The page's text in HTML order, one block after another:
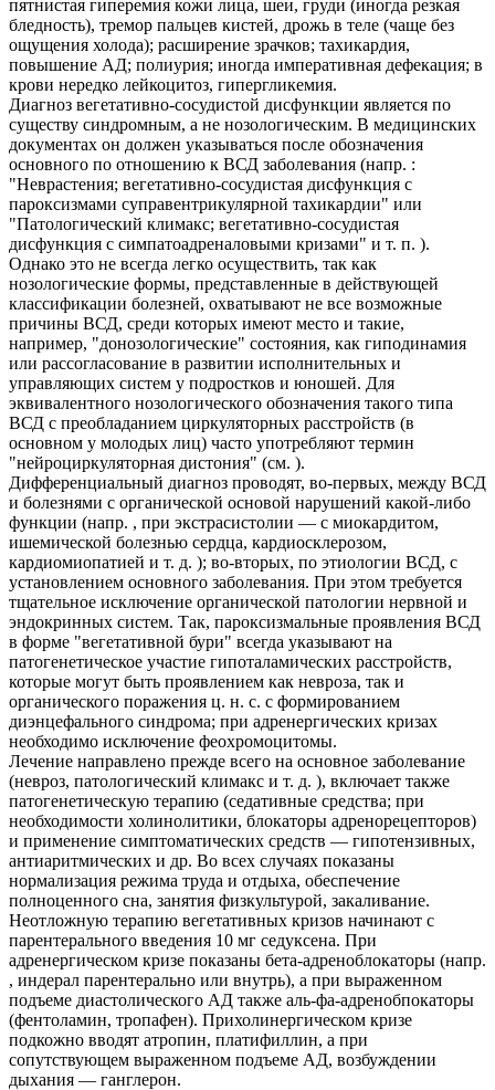
пятнистая гиперемия кожи лица, шеи, груди (иногда резкая
бледность), тремор пальцев кистей, дрожь в теле (чаще без
ощущения холода); расширение зрачков; тахикардия,
повышение АД; полиурия; иногда императивная дефекация; в
крови нередко лейкоцитоз, гипергликемия.
Диагноз вегетативно-сосудистой дисфункции является по
существу синдромным, а не нозологическим. В медицинских
документах он должен указываться после обозначения
основного по отношению к ВСД заболевания (напр. :
"Неврастения; вегетативно-сосудистая дисфункция с
пароксизмами суправентрикулярной тахикардии" или
"Патологический климакс; вегетативно-сосудистая
дисфункция с симпатоадреналовыми кризами" и т. п. ).
Однако это не всегда легко осуществить, так как
нозологические формы, представленные в действующей
классификации болезней, охватывают не все возможные
причины ВСД, среди которых имеют место и такие,
например, "донозологические" состояния, как гиподинамия
или рассогласование в развитии исполнительных и
управляющих систем у подростков и юношей. Для
эквивалентного нозологического обозначения такого типа
ВСД с преобладанием циркуляторных расстройств (в
основном у молодых лиц) часто употребляют термин
"нейроциркуляторная дистония" (см. ).
Дифференциальный диагноз проводят, во-первых, между ВСД
и болезнями с органической основой нарушений какой-либо
функции (напр. , при экстрасистолии — с миокардитом,
ишемической болезнью сердца, кардиосклерозом,
кардиомиопатией и т. д. ); во-вторых, по этиологии ВСД, с
установлением основного заболевания. При этом требуется
тщательное исключение органической патологии нервной и
эндокринных систем. Так, пароксизмальные проявления ВСД
в форме "вегетативной бури" всегда указывают на
патогенетическое участие гипоталамических расстройств,
которые могут быть проявлением как невроза, так и
органического поражения ц. н. с. с формированием
диэнцефального синдрома; при адренергических кризах
необходимо исключение феохромоцитомы.
Лечение направлено прежде всего на основное заболевание
(невроз, патологический климакс и т. д. ), включает также
патогенетическую терапию (седативные средства; при
необходимости холинолитики, блокаторы адренорецепторов)
и применение симптоматических средств — гипотензивных,
антиаритмических и др. Во всех случаях показаны
нормализация режима труда и отдыха, обеспечение
полноценного сна, занятия физкультурой, закаливание.
Неотложную терапию вегетативных кризов начинают с
парентерального введения 10 мг седуксена. При
адренергическом кризе показаны бета-адреноблокаторы (напр.
, индерал парентерально или внутрь), а при выраженном
подъеме диастолического АД также аль-фа-адренобпокаторы
(фентоламин, тропафен). Прихолинергическом кризе
подкожно вводят атропин, платифиллин, а при
сопутствующем выраженном подъеме АД, возбуждении
дыхания — ганглерон.